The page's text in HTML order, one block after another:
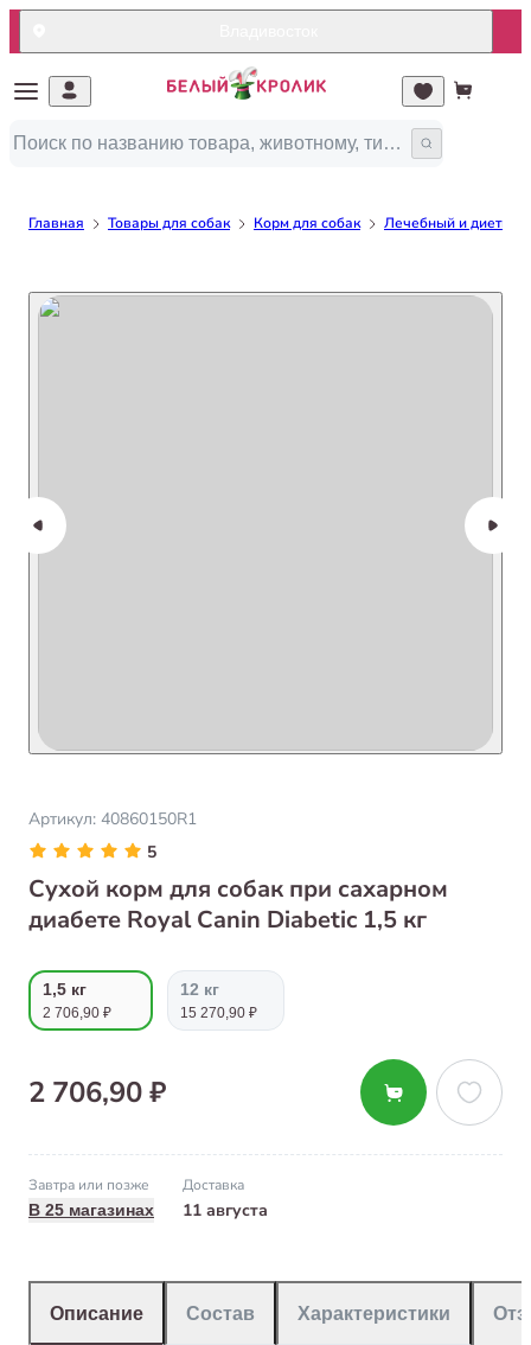
Главная Товары для собак Корм для собак Лечебный и
Артикул: 40860150R1
5
Сухой корм для собак при сахарном
диабете Royal Canin Diabetic 1,5 кг
1,5 кг
2 706,90 ₽
12 кг
15 270,90 ₽
2 706,90 ₽
Завтра или позже
В 25 магазинах
Доставка
11 августа
Описание Состав Характеристики